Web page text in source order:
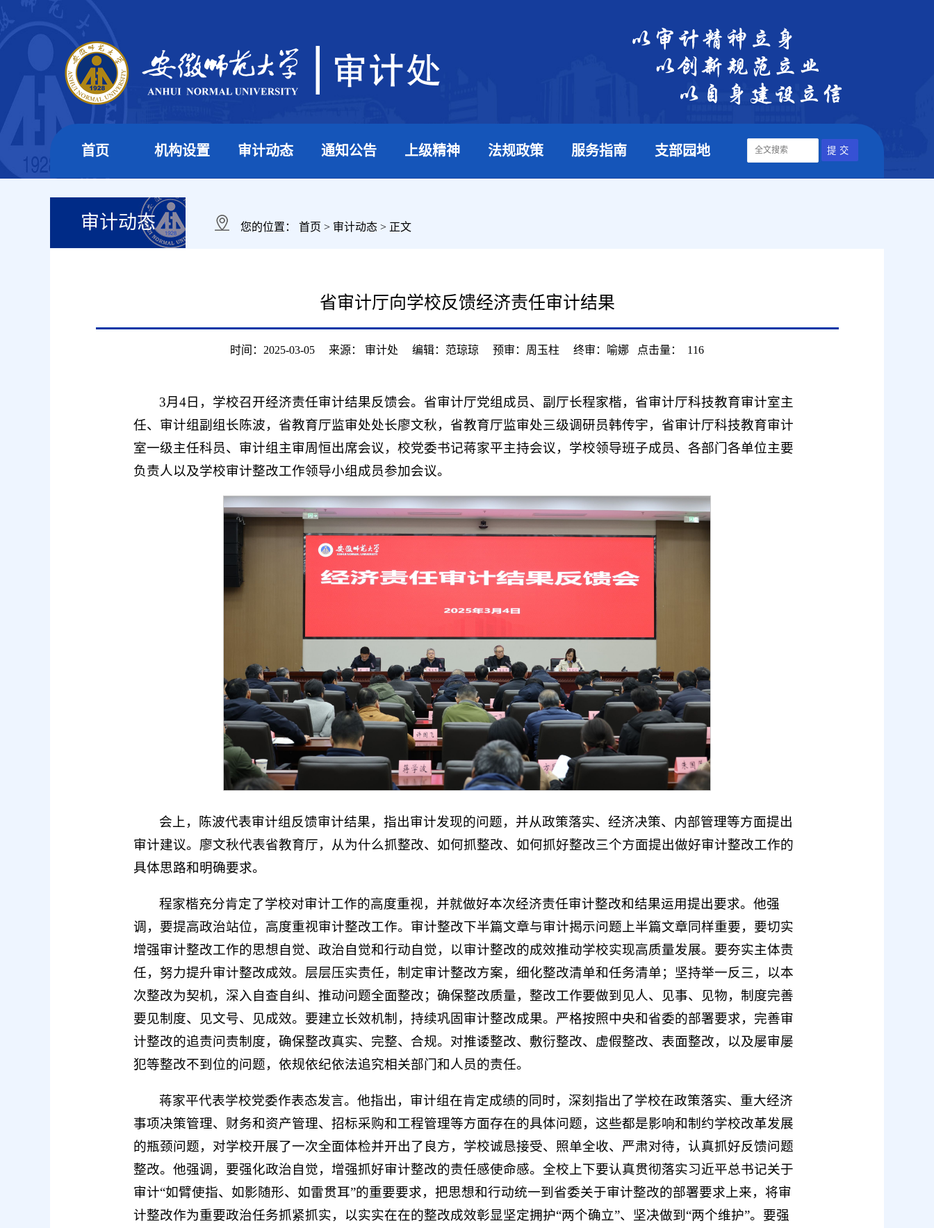
首页 机构设置 审计动态 通知公告 上级精神 法规政策 服务指南 支部园地
审计动态 您的位置： 首页 > 审计动态 > 正文
省审计厅向学校反馈经济责任审计结果
时间：2025-03-05 来源： 审计处 编辑：范琼琼 预审：周玉柱 终审：喻娜 点击量： 116
3月4日，学校召开经济责任审计结果反馈会。省审计厅党组成员、副厅长程家楷，省审计厅科技教育审计室主
任、审计组副组长陈波，省教育厅监审处处长廖文秋，省教育厅监审处三级调研员韩传宇，省审计厅科技教育审计
室一级主任科员、审计组主审周恒出席会议，校党委书记蒋家平主持会议，学校领导班子成员、各部门各单位主要
负责人以及学校审计整改工作领导小组成员参加会议。
会上，陈波代表审计组反馈审计结果，指出审计发现的问题，并从政策落实、经济决策、内部管理等方面提出
审计建议。廖文秋代表省教育厅，从为什么抓整改、如何抓整改、如何抓好整改三个方面提出做好审计整改工作的
具体思路和明确要求。
程家楷充分肯定了学校对审计工作的高度重视，并就做好本次经济责任审计整改和结果运用提出要求。他强
调，要提高政治站位，高度重视审计整改工作。审计整改下半篇文章与审计揭示问题上半篇文章同样重要，要切实
增强审计整改工作的思想自觉、政治自觉和行动自觉，以审计整改的成效推动学校实现高质量发展。要夯实主体责
任，努力提升审计整改成效。层层压实责任，制定审计整改方案，细化整改清单和任务清单；坚持举一反三，以本
次整改为契机，深入自查自纠、推动问题全面整改；确保整改质量，整改工作要做到见人、见事、见物，制度完善
要见制度、见文号、见成效。要建立长效机制，持续巩固审计整改成果。严格按照中央和省委的部署要求，完善审
计整改的追责问责制度，确保整改真实、完整、合规。对推诿整改、敷衍整改、虚假整改、表面整改，以及屡审屡
犯等整改不到位的问题，依规依纪依法追究相关部门和人员的责任。
蒋家平代表学校党委作表态发言。他指出，审计组在肯定成绩的同时，深刻指出了学校在政策落实、重大经济
事项决策管理、财务和资产管理、招标采购和工程管理等方面存在的具体问题，这些都是影响和制约学校改革发展
的瓶颈问题，对学校开展了一次全面体检并开出了良方，学校诚恳接受、照单全收、严肃对待，认真抓好反馈问题
整改。他强调，要强化政治自觉，增强抓好审计整改的责任感使命感。全校上下要认真贯彻落实习近平总书记关于
审计“如臂使指、如影随形、如雷贯耳”的重要要求，把思想和行动统一到省委关于审计整改的部署要求上来，将审
计整改作为重要政治任务抓紧抓实，以实实在在的整改成效彰显坚定拥护“两个确立”、坚决做到“两个维护”。要强